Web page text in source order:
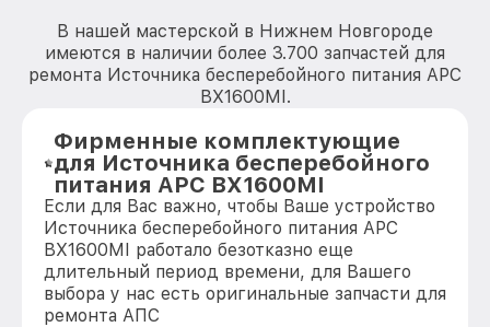
В нашей мастерской в Нижнем Новгороде
имеются в наличии более 3.700 запчастей для
ремонта Источника бесперебойного питания APC
BX1600MI.
Фирменные комплектующие
для Источника бесперебойного
питания APC BX1600MI
Если для Вас важно, чтобы Ваше устройство
Источника бесперебойного питания APC
BX1600MI работало безотказно еще
длительный период времени, для Вашего
выбора у нас есть оригинальные запчасти для
ремонта АПС